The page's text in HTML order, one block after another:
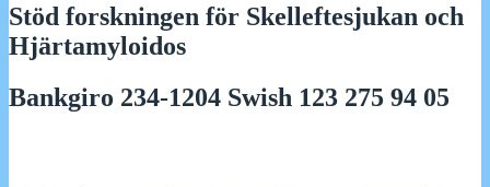
Stöd forskningen för Skelleftesjukan och
Hjärtamyloidos
Bankgiro 234-1204 Swish 123 275 94 05